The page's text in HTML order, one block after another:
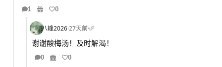
1 0
八峰2026·27天前·
谢谢酸梅汤！及时解渴！
0 0